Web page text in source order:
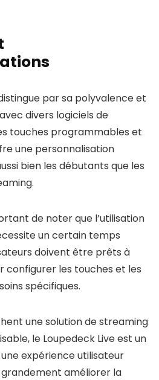
par sa polyvalence et
divers logiciels de
touches programmables et
une personnalisation
bien les débutants que les
de noter que l’utilisation
un certain temps
doivent être prêts à
configurer les touches et les
spécifiques.
une solution de streaming
le Loupedeck Live est un
expérience utilisateur
améliorer la